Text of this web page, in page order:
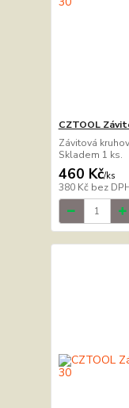
CZTOOL
Závitová
Skladem 1 ks.
460 Kč/ks
380 Kč bez